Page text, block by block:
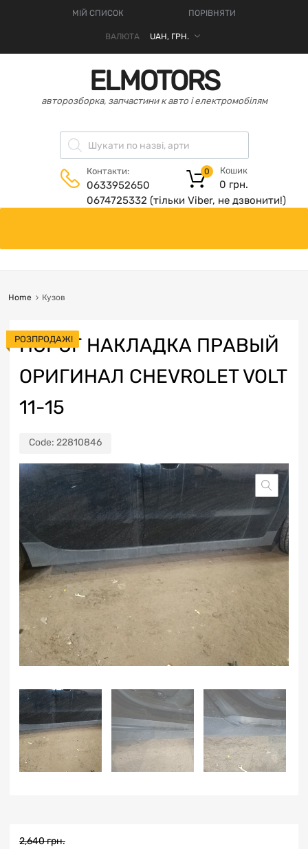
МІЙ СПИСОК ПОРІВНЯТИ
ВАЛЮТА
ELMOTORS
авторозборка, запчастини к авто і електромобілям
Контакти:
0633952650
0674725332 (тільки Viber, не дзвонити!)
Кошик
0 грн.
0
Home Кузов
ПОРОГ НАКЛАДКА ПРАВЫЙ
ОРИГИНАЛ CHEVROLET VOLT
11-15
Code: 22810846
РОЗПРОДАЖ!
2,640грн.